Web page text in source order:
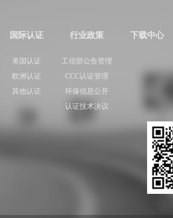
国际认证
美国认证
欧洲认证
其他认证
行业政策
工信部公告管理
CCC认证管理
环保信息公开
认证技术决议
下载中心